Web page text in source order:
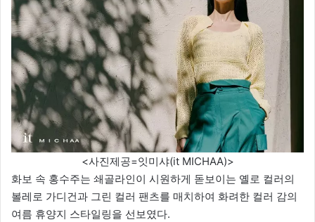
<사진제공=잇미샤(it MICHAA)>
화보 속 홍수주는 쇄골라인이 시원하게 돋보이는 옐로 컬러의
볼레로 가디건과 그린 컬러 팬츠를 매치하여 화려한 컬러 감의
여름 휴양지 스타일링을 선보였다.